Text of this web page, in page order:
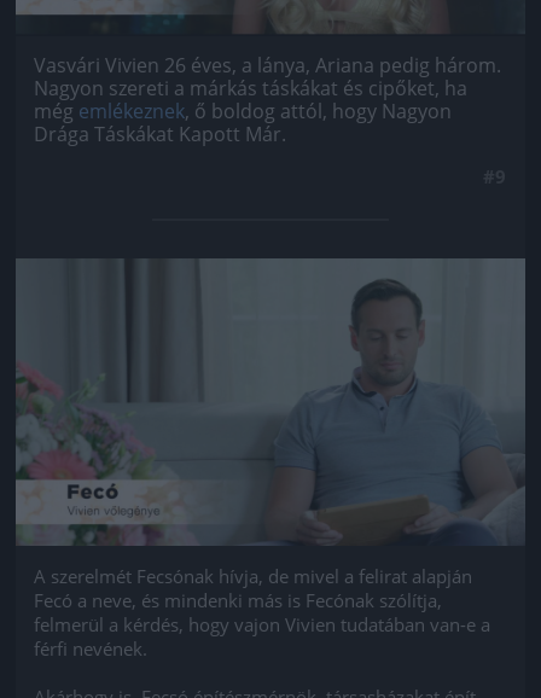
Vasvári Vivien 26 éves, a lánya, Ariana pedig három.
Nagyon szereti a márkás táskákat és cipőket, ha
még emlékeznek, ő boldog attól, hogy Nagyon
Drága Táskákat Kapott Már.
A szerelmét Fecsónak hívja, de mivel a felirat alapján
Fecó a neve, és mindenki más is Fecónak szólítja,
felmerül a kérdés, hogy vajon Vivien tudatában van-e a
férfi nevének.